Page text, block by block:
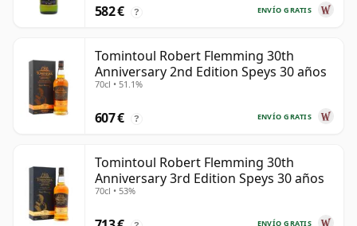
ENVÍO GRATIS
582 € ?
Tomintoul Robert Flemming 30th
Anniversary 2nd Edition Speys 30 años
70cl • 51.1%
ENVÍO GRATIS
607 € ?
Tomintoul Robert Flemming 30th
Anniversary 3rd Edition Speys 30 años
70cl • 53%
ENVÍO GRATIS